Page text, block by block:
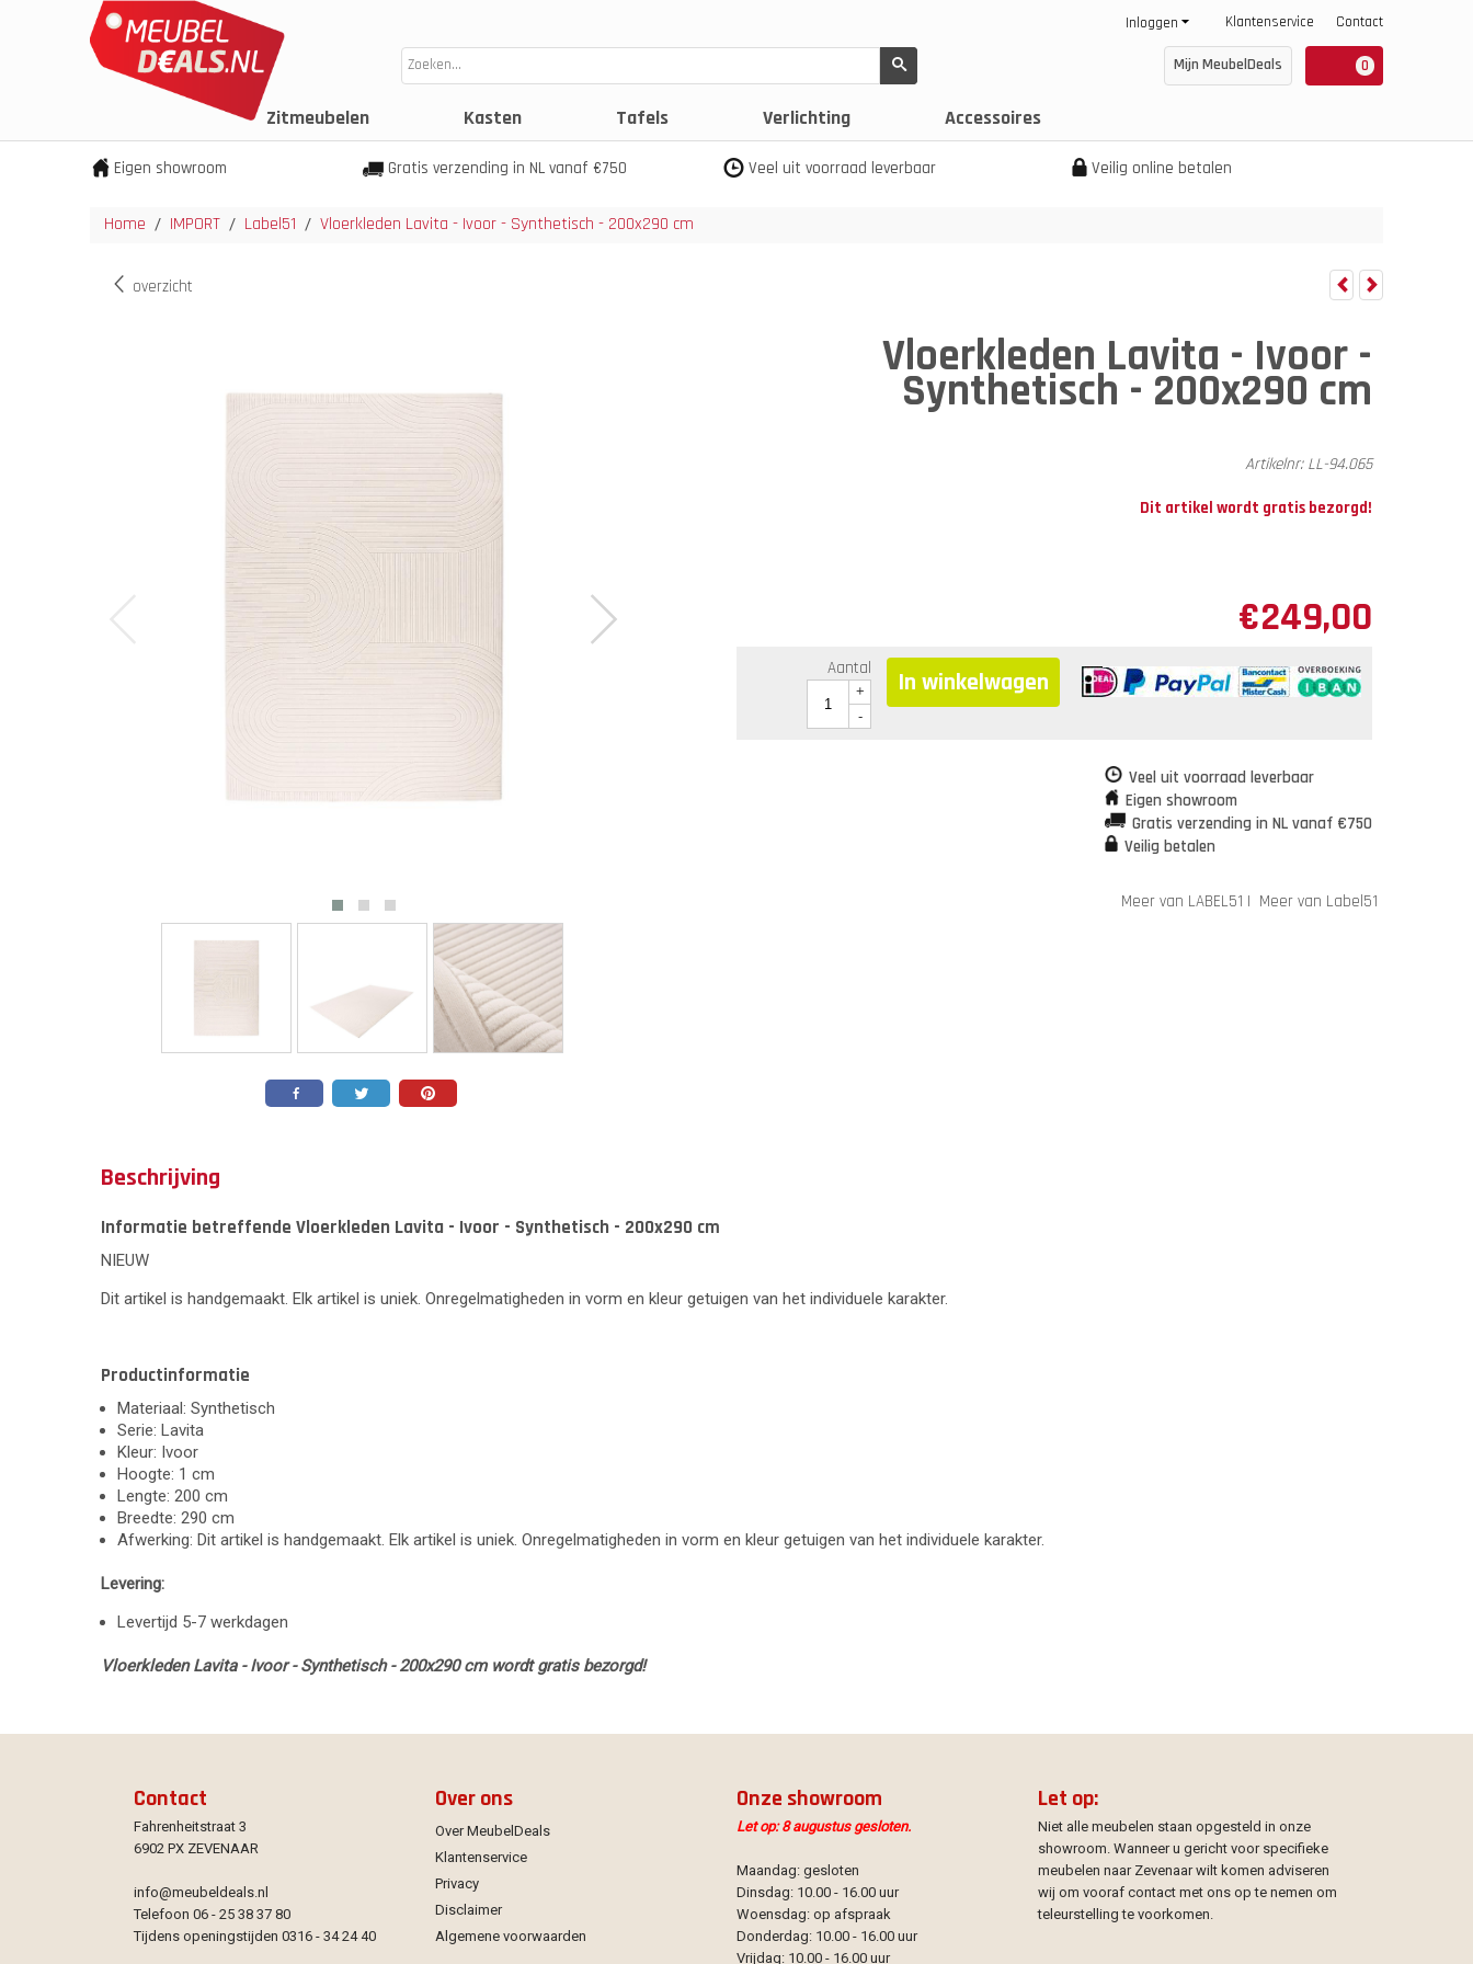
Klantenservice Contact
Inloggen
0
Mijn MeubelDeals
Zitmeubelen Kasten Tafels Verlichting Accessoires
Eigen showroom Gratis verzending in NL vanaf €750 Veel uit voorraad leverbaar Veilig online betalen
Home / IMPORT / Label51 / Vloerkleden Lavita - Ivoor - Synthetisch - 200x290 cm
overzicht
Vloerkleden Lavita - Ivoor -
Synthetisch - 200x290 cm
Artikelnr: LL-94.065
Dit artikel wordt gratis bezorgd!
€249,00
Aantal
+
-
In winkelwagen
Veel uit voorraad leverbaar
Eigen showroom
Gratis verzending in NL vanaf €750
Veilig betalen
Meer van LABEL51 | Meer van Label51
Beschrijving
Informatie betreffende Vloerkleden Lavita - Ivoor - Synthetisch - 200x290 cm
NIEUW
Dit artikel is handgemaakt. Elk artikel is uniek. Onregelmatigheden in vorm en kleur getuigen van het individuele karakter.
Productinformatie
Materiaal: Synthetisch
Serie: Lavita
Kleur: Ivoor
Hoogte: 1 cm
Lengte: 200 cm
Breedte: 290 cm
Afwerking: Dit artikel is handgemaakt. Elk artikel is uniek. Onregelmatigheden in vorm en kleur getuigen van het individuele karakter.
Levering:
Levertijd 5-7 werkdagen
Vloerkleden Lavita - Ivoor - Synthetisch - 200x290 cm wordt gratis bezorgd!
Contact
Fahrenheitstraat 3
6902 PX ZEVENAAR
info@meubeldeals.nl
Telefoon 06 - 25 38 37 80
Tijdens openingstijden 0316 - 34 24 40
Over ons
Over MeubelDeals
Klantenservice
Privacy
Disclaimer
Algemene voorwaarden
Onze showroom
Let op: 8 augustus gesloten.
Maandag: gesloten
Dinsdag: 10.00 - 16.00 uur
Woensdag: op afspraak
Donderdag: 10.00 - 16.00 uur
Vrijdag: 10.00 - 16.00 uur
Let op:
Niet alle meubelen staan opgesteld in onze
showroom. Wanneer u gericht voor specifieke
meubelen naar Zevenaar wilt komen adviseren
wij om vooraf contact met ons op te nemen om
teleurstelling te voorkomen.